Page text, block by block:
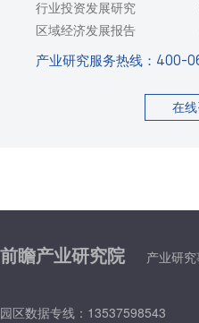
行业投资发展研究
区域经济发展报告
产业研究服务热线： 400-
在
前瞻产业研究院 产业研
园区数据专线：13537598543